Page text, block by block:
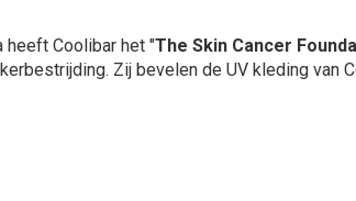
Coolibar het "The Skin Cancer
Zij bevelen de UV kleding van